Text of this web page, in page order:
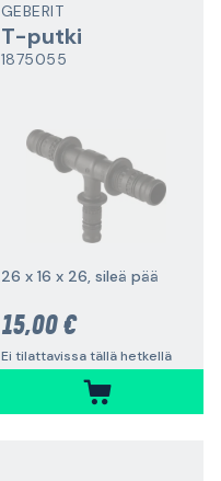
GEBERIT
T-putki
1875055
26 x 16 x 26, sileä pää
15,00 €
Ei tilattavissa tällä hetkellä